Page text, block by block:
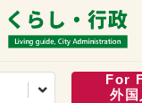
常総市公
For
外国